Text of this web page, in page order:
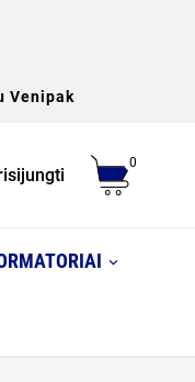
Venipak
0